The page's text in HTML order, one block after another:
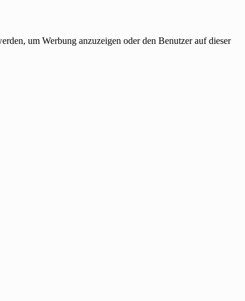
um Werbung anzuzeigen oder den Benutzer auf dieser